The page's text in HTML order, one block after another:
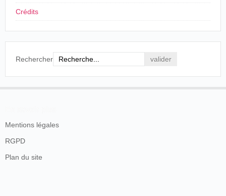
Crédits
Rechercher
Mentions légales
RGPD
Plan du site